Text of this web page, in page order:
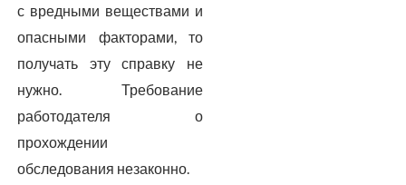
с вредными веществами и
опасными факторами, то
получать эту справку не
нужно. Требование
работодателя о
прохождении
обследования незаконно.